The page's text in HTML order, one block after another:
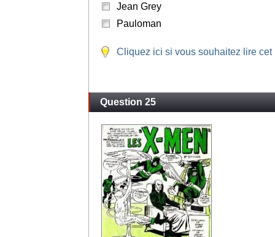
Jean Grey
Pauloman
Cliquez ici si vous souhaitez lire cet
Question 25